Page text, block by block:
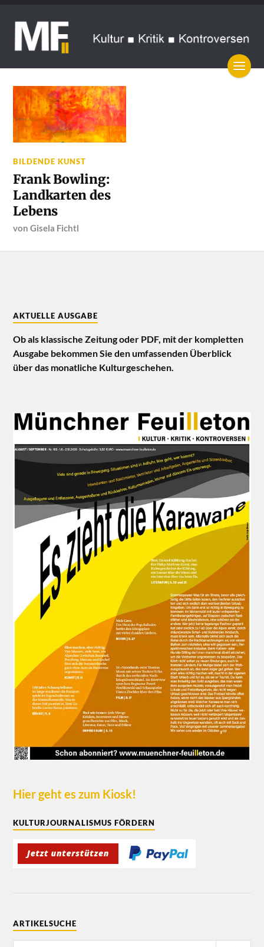
BILDENDE KUNST
Frank Bowling:
Landkarten des
Lebens
vonGisela Fichtl
AKTUELLE AUSGABE
Ob als klassische Zeitung oder PDF, mit der kompletten
Ausgabe bekommen Sie den umfassenden Überblick
über das monatliche Kulturgeschehen.
Hier geht es zum Kiosk!
KULTURJOURNALISMUS FÖRDERN
ARTIKELSUCHE